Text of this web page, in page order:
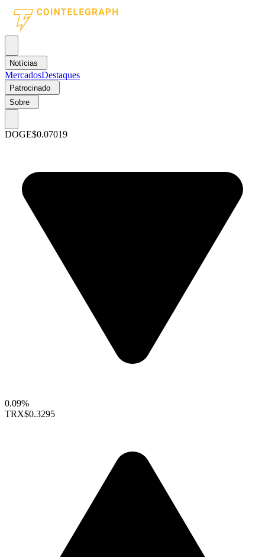
Notícias
MercadosDestaques
Patrocinado
Sobre
DOGE$0.07019
0.09%
TRX$0.3295